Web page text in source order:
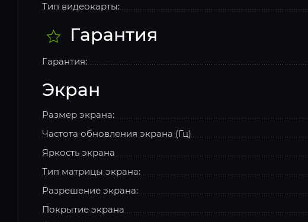
Тип видеокарты:
Гарантия
Гарантия:
Экран
Размер экрана:
Частота обновления экрана (Гц)
Яркость экрана
Тип матрицы экрана:
Разрешение экрана:
Покрытие экрана